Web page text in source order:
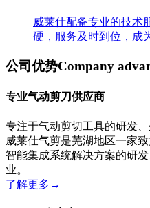
威莱仕配备专业的技术
硬，服务及时到位，成
公司优势Company
专业气动剪刀供应商
专注于气动剪切工具的研发
威莱仕气剪是芜湖地区一家
智能集成系统解决方案的研
业。
了解更多 →